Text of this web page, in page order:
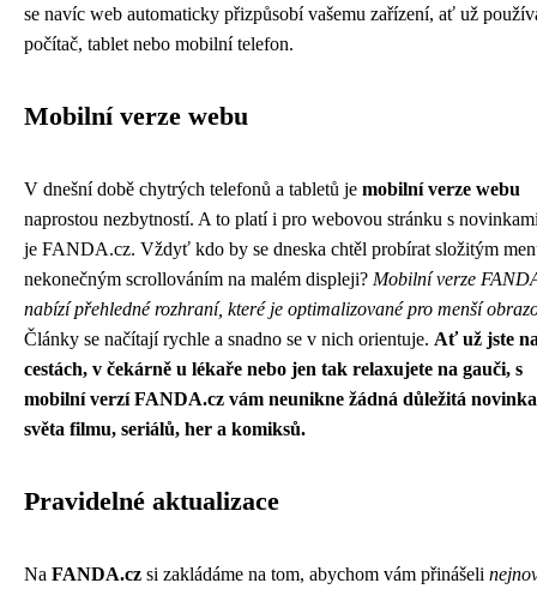
se navíc web automaticky přizpůsobí vašemu zařízení, ať už
počítač, tablet nebo mobilní telefon.
Mobilní verze webu
V dnešní době chytrých telefonů a tabletů je mobilní verze webu
naprostou nezbytností. A to platí i pro webovou stránku s
je FANDA.cz. Vždyť kdo by se dneska chtěl probírat složitým
nekonečným scrollováním na malém displeji? Mobilní verze
nabízí přehledné rozhraní, které je optimalizované pro menší
Články se načítají rychle a snadno se v nich orientuje. Ať už jste
cestách, v čekárně u lékaře nebo jen tak relaxujete na gauči, s
mobilní verzí FANDA.cz vám neunikne žádná důležitá
světa filmu, seriálů, her a komiksů.
Pravidelné aktualizace
Na FANDA.cz si zakládáme na tom, abychom vám přinášeli